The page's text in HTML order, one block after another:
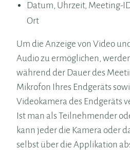
Datum, Uhrzeit, Meeting-
Ort
Um die Anzeige von Video
Audio zu ermöglichen,
während der Dauer des
Mikrofon Ihres Endgeräts
Videokamera des Endgeräts
Ist man als Teilnehmender
kann jeder die Kamera oder
selbst über die Applikation